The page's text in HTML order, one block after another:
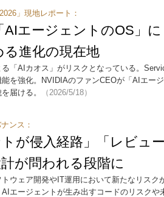
」現地レポート：
AIエージェントのOS」
る進化の現在地
「AIカオス」がリスクとなっている。
を強化。NVIDIAのファンCEOが「AIエー
届ける。
（2026/5/18）
ンス：
トが侵入経路」「レビュ
が問われる段階に
ウェア開発やIT運用において新たなリスク
エージェントが生み出すコードのリスクや